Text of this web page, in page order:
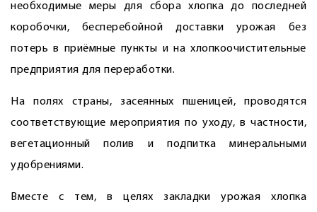
необходимые меры для сбора хлопка до последней
коробочки, бесперебойной доставки урожая без
потерь в приёмные пункты и на хлопкоочистительные
предприятия для переработки.
На полях страны, засеянных пшеницей, проводятся
соответствующие мероприятия по уходу, в частности,
вегетационный полив и подпитка минеральными
удобрениями.
Вместе с тем, в целях закладки урожая хлопка